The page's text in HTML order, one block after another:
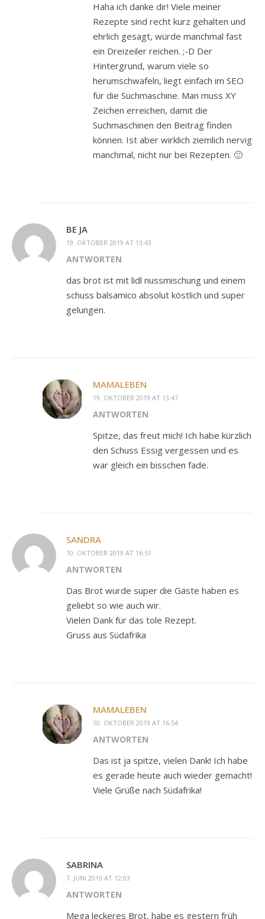
Haha ich danke dir! Viele meiner
Rezepte sind recht kurz gehalten und
ehrlich gesagt, würde manchmal fast
ein Dreizeiler reichen. ;-D Der
Hintergrund, warum viele so
herumschwafeln, liegt einfach im SEO
für die Suchmaschine. Man muss XY
Zeichen erreichen, damit die
Suchmaschinen den Beitrag finden
können. Ist aber wirklich ziemlich nervig
manchmal, nicht nur bei Rezepten. 🙂
BE JA
19. OKTOBER 2019 AT 13:43
ANTWORTEN
das brot ist mit lidl nussmischung und einem
schuss balsamico absolut köstlich und super
gelungen.
MAMALEBEN
19. OKTOBER 2019 AT 13:47
ANTWORTEN
Spitze, das freut mich! Ich habe kürzlich
den Schuss Essig vergessen und es
war gleich ein bisschen fade.
SANDRA
10. OKTOBER 2019 AT 16:51
ANTWORTEN
Das Brot wurde super die Gäste haben es
geliebt so wie auch wir.
Vielen Dank für das tole Rezept.
Gruss aus Südafrika
MAMALEBEN
10. OKTOBER 2019 AT 16:54
ANTWORTEN
Das ist ja spitze, vielen Dank! Ich habe
es gerade heute auch wieder gemacht!
Viele Grüße nach Südafrika!
SABRINA
7. JUNI 2019 AT 12:03
ANTWORTEN
Mega leckeres Brot, habe es gestern früh